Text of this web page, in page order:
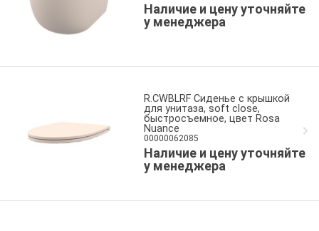
Наличие и цену уточняйте
у менеджера
R.CWBLRF Сиденье с крышкой
для унитаза, soft close,
быстросъемное, цвет Rosa
Nuance
00000062085
Наличие и цену уточняйте
у менеджера